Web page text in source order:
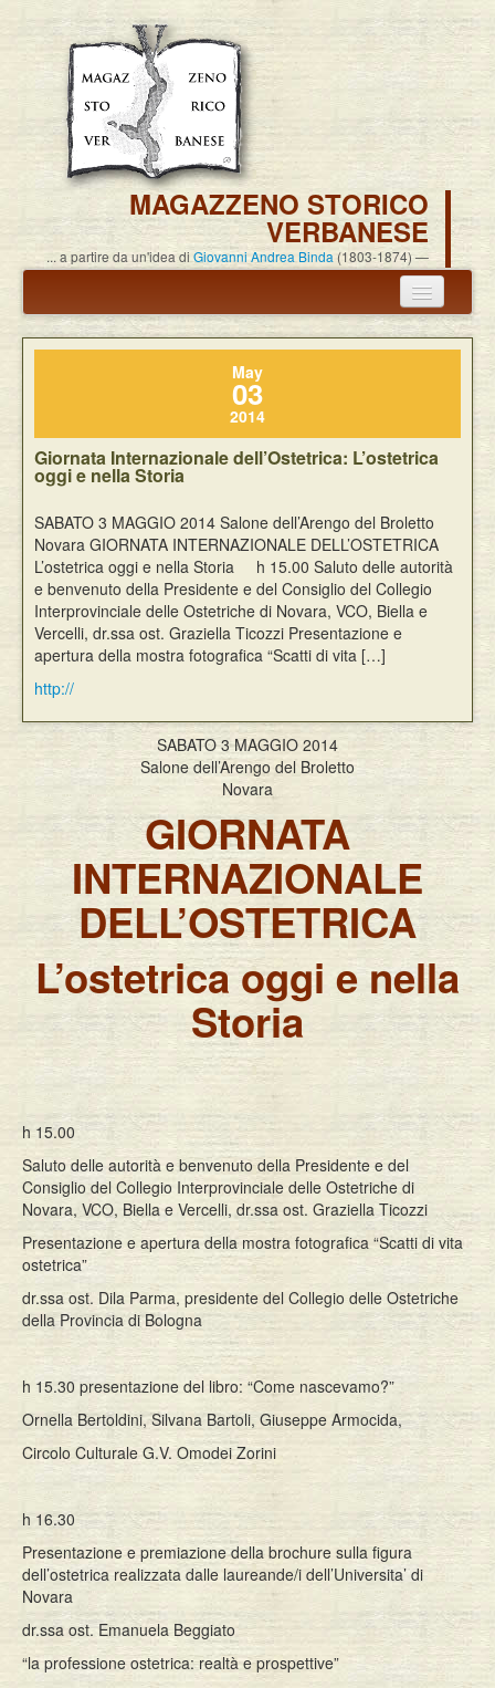
MAGAZZENO STORICO
VERBANESE
... a partire da un'idea di Giovanni Andrea Binda (1803-1874)
Annuncio termine attività
Carlo Alessandro Pisoni
Pubblicazioni
Eventi
May
03
2014
Giornata Internazionale dell’Ostetrica: L’ostetrica
oggi e nella Storia
SABATO 3 MAGGIO 2014 Salone dell’Arengo del Broletto
Novara GIORNATA INTERNAZIONALE DELL’OSTETRICA
L’ostetrica oggi e nella Storia h 15.00 Saluto delle autorità
e benvenuto della Presidente e del Consiglio del Collegio
Interprovinciale delle Ostetriche di Novara, VCO, Biella e
Vercelli, dr.ssa ost. Graziella Ticozzi Presentazione e
apertura della mostra fotografica “Scatti di vita […]
http://
SABATO 3 MAGGIO 2014
Salone dell’Arengo del Broletto
Novara
GIORNATA
INTERNAZIONALE
DELL’OSTETRICA
L’ostetrica oggi e nella
Storia
h 15.00
Saluto delle autorità e benvenuto della Presidente e del
Consiglio del Collegio Interprovinciale delle Ostetriche di
Novara, VCO, Biella e Vercelli, dr.ssa ost. Graziella Ticozzi
Presentazione e apertura della mostra fotografica “Scatti di vita
ostetrica”
dr.ssa ost. Dila Parma, presidente del Collegio delle Ostetriche
della Provincia di Bologna
h 15.30 presentazione del libro: “Come nascevamo?”
Ornella Bertoldini, Silvana Bartoli, Giuseppe Armocida,
Circolo Culturale G.V. Omodei Zorini
h 16.30
Presentazione e premiazione della brochure sulla figura
dell’ostetrica realizzata dalle laureande/i dell’Universita’ di
Novara
dr.ssa ost. Emanuela Beggiato
“la professione ostetrica: realtà e prospettive”